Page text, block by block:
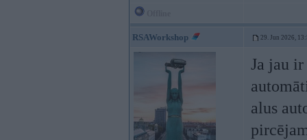
RSAWorkshop 29. Jun 2026,
Ja jau
alus